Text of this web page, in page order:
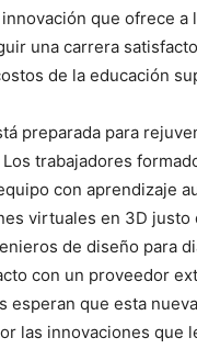
que ofrece
una carrera
de la educación
preparada para
trabajadores
con aprendizaje
virtuales en 3D
de diseño para
con un proveedor
esperan que esta
las innovaciones que